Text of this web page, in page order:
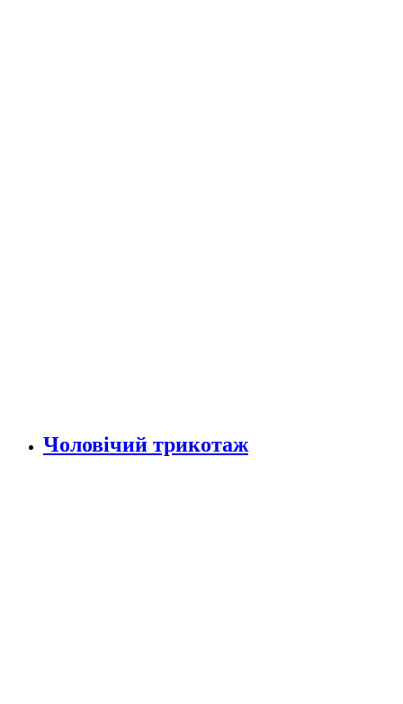
Чоловічий трикотаж